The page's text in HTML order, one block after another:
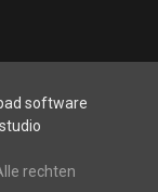
software
rechten